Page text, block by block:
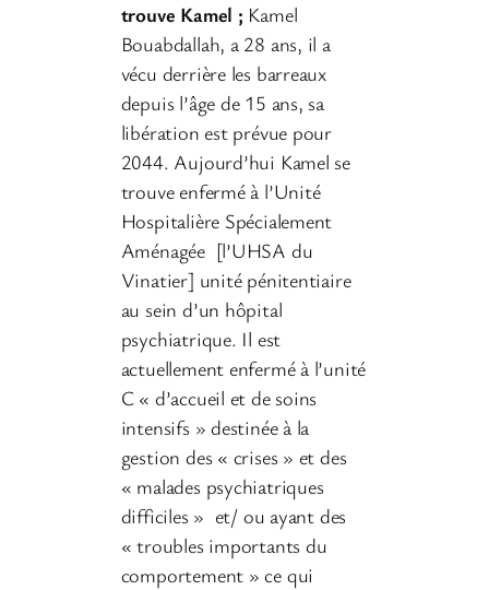
trouve Kamel ; Kamel
Bouabdallah, a 28 ans, il a
vécu derrière les barreaux
depuis l’âge de 15 ans, sa
libération est prévue pour
2044. Aujourd’hui Kamel se
trouve enfermé à l’Unité
Hospitalière Spécialement
Aménagée [l’UHSA du
Vinatier] unité pénitentiaire
au sein d’un hôpital
psychiatrique. Il est
actuellement enfermé à l’unité
C « d’accueil et de soins
intensifs » destinée à la
gestion des « crises » et des
« malades psychiatriques
difficiles » et/ ou ayant des
« troubles importants du
comportement » ce qui